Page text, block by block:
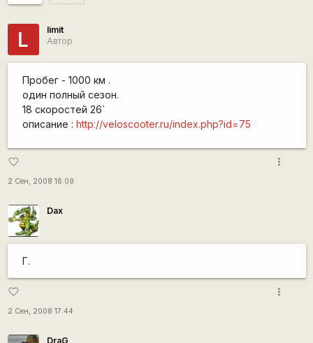
L
limit
Автор
Пробег - 1000 км .
один полный сезон.
18 скоростей 26`
описание : http://veloscooter.ru/index.php?id=75
favorite_border
2 Сен, 2008 16:09
more_vert
Dax
Г.
favorite_border
2 Сен, 2008 17:44
more_vert
DraG